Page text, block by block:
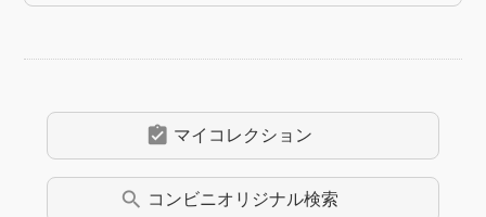
assignment_turned_in マイコレクション
search コンビニオリジナル検索